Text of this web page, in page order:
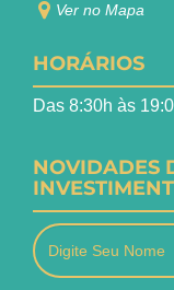
Ver no Mapa
HORÁRIOS
Das 8:30h às
NOVIDADES